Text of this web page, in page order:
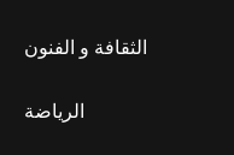
الثقافة و الفنون
الرياضة